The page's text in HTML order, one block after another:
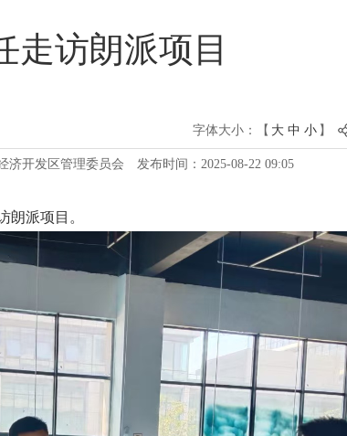
走访朗派项目
字体大小：【 大 中 小 】
济开发区管理委员会 发布时间：2025-08-22 09:05
朗派项目。